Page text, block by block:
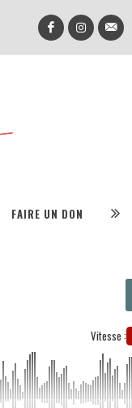
FAIRE UN DON
Vitesse :